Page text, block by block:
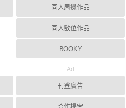
同人周邊作品
同人數位作品
BOOKY
Ad
刊登廣告
合作提案